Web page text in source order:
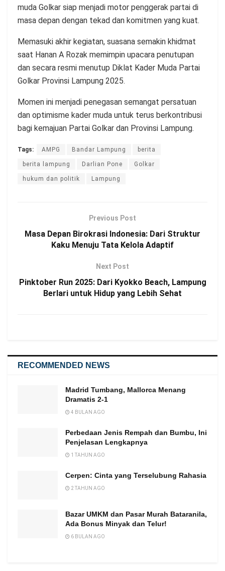
muda Golkar siap menjadi motor penggerak partai di
masa depan dengan tekad dan komitmen yang kuat.
Memasuki akhir kegiatan, suasana semakin khidmat
saat Hanan A Rozak memimpin upacara penutupan
dan secara resmi menutup Diklat Kader Muda Partai
Golkar Provinsi Lampung 2025.
Momen ini menjadi penegasan semangat persatuan
dan optimisme kader muda untuk terus berkontribusi
bagi kemajuan Partai Golkar dan Provinsi Lampung.
Tags: AMPG Bandar Lampung berita
berita lampung Darlian Pone Golkar
hukum dan politik Lampung
Previous Post
Masa Depan Birokrasi Indonesia: Dari Struktur
Kaku Menuju Tata Kelola Adaptif
Next Post
Pinktober Run 2025: Dari Kyokko Beach, Lampung
Berlari untuk Hidup yang Lebih Sehat
RECOMMENDED NEWS
Madrid Tumbang, Mallorca Menang
Dramatis 2-1
4 BULAN AGO
Perbedaan Jenis Rempah dan Bumbu, Ini
Penjelasan Lengkapnya
1 TAHUN AGO
Cerpen: Cinta yang Terselubung Rahasia
2 TAHUN AGO
Bazar UMKM dan Pasar Murah Bataranila,
Ada Bonus Minyak dan Telur!
6 BULAN AGO